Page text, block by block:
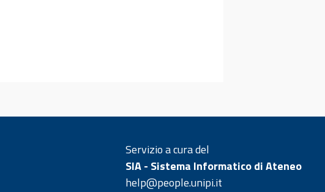
Servizio a cura del
SIA - Sistema Informatico di Ateneo
help@people.unipi.it